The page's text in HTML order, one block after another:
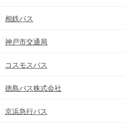
相鉄バス
神戸市交通局
コスモスバス
徳島バス株式会社
京浜急行バス